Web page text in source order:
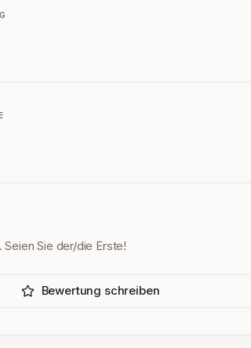
Sie der/die Erste!
Bewertung schreiben